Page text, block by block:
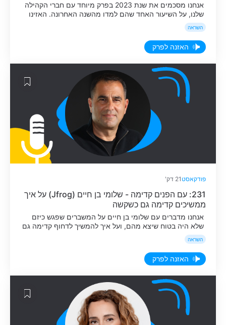
אנחנו מסכמים את שנת 2023 בפרק מיוחד עם חברי הקהילה
שלנו, על השיעור האחד שהם למדו מהשנה האחרונה. האזינו
עכשיו לפרק באתר.
השראה
האזנה לפרק
פודקאסט 21 דק'
231: עם הפנים קדימה - שלומי בן חיים (Jfrog) על איך
ממשיכים קדימה גם כשקשה
אנחנו מדברים עם שלומי בן חיים על המשברים שפגש כיזם
שלא היה בטוח שיצא מהם, ועל איך להמשיך לדחוף קדימה גם
בתקופות קשות.
השראה
האזנה לפרק